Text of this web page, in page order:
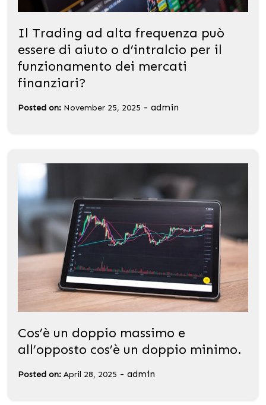
Il Trading ad alta frequenza può
essere di aiuto o d’intralcio per il
funzionamento dei mercati
finanziari?
Posted on: November 25, 2025 - admin
Cos’è un doppio massimo e
all’opposto cos’è un doppio minimo.
Posted on: April 28, 2025 - admin